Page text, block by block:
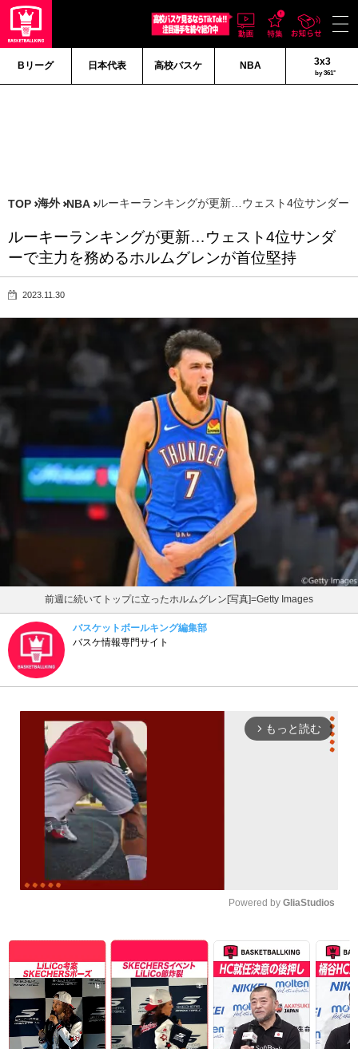
Bリーグ 日本代表 高校バスケ NBA 3x3
by 361°
TOP 海外 NBA ルーキーランキングが更新…ウェスト4位サンダー
ルーキーランキングが更新…ウェスト4位サンダ
ーで主力を務めるホルムグレンが首位堅持
2023.11.30
前週に続いてトップに立ったホルムグレン[写真]=Getty Images
バスケットボールキング編集部
バスケ情報専門サイト
arrow_forward_ios もっと読む
Powered by GliaStudios